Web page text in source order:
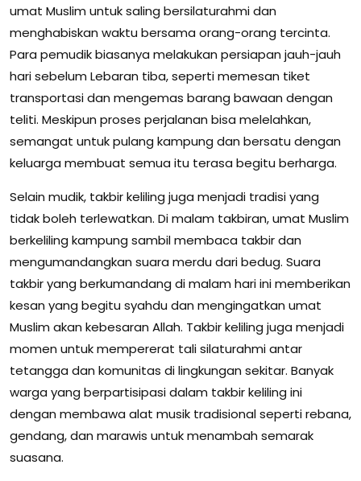
umat Muslim untuk saling bersilaturahmi dan
menghabiskan waktu bersama orang-orang tercinta.
Para pemudik biasanya melakukan persiapan jauh-jauh
hari sebelum Lebaran tiba, seperti memesan tiket
transportasi dan mengemas barang bawaan dengan
teliti. Meskipun proses perjalanan bisa melelahkan,
semangat untuk pulang kampung dan bersatu dengan
keluarga membuat semua itu terasa begitu berharga.
Selain mudik, takbir keliling juga menjadi tradisi yang
tidak boleh terlewatkan. Di malam takbiran, umat Muslim
berkeliling kampung sambil membaca takbir dan
mengumandangkan suara merdu dari bedug. Suara
takbir yang berkumandang di malam hari ini memberikan
kesan yang begitu syahdu dan mengingatkan umat
Muslim akan kebesaran Allah. Takbir keliling juga menjadi
momen untuk mempererat tali silaturahmi antar
tetangga dan komunitas di lingkungan sekitar. Banyak
warga yang berpartisipasi dalam takbir keliling ini
dengan membawa alat musik tradisional seperti rebana,
gendang, dan marawis untuk menambah semarak
suasana.